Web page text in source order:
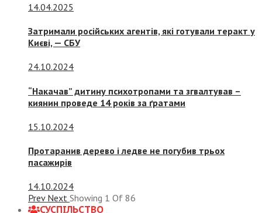
14.04.2025
Затримали російських агентів, які готували теракт у
Києві, — СБУ
24.10.2024
“Накачав” дитину психотропами та згвалтував –
киянин проведе 14 років за ґратами
15.10.2024
Протаранив дерево і ледве не погубив трьох
пасажирів
14.10.2024
Prev Next Showing 1 Of 86
СУСПIЛЬСТВО